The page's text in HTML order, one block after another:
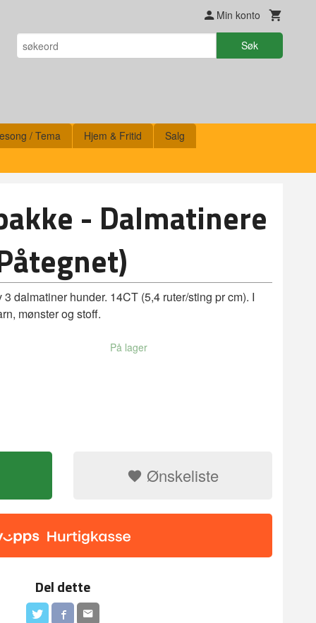
Min konto
Søk
/ Tema Hjem & Fritid Salg
- Dalmatinere
dalmatiner hunder. 14CT (5,4 ruter/sting pr cm). I
mønster og stoff.
På lager
Ønskeliste
Del dette